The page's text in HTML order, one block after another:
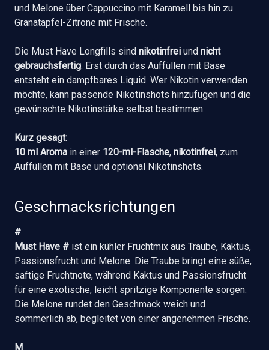
und Melone über Cappuccino mit Karamell bis hin zu
Granatapfel-Zitrone mit Frische.
Die Must Have Longfills sind nikotinfrei und nicht
gebrauchsfertig. Erst durch das Auffüllen mit Base
entsteht ein dampfbares Liquid. Wer Nikotin verwenden
möchte, kann passende Nikotinshots hinzufügen und die
gewünschte Nikotinstärke selbst bestimmen.
Kurz gesagt:
10 ml Aroma in einer 120-ml-Flasche, nikotinfrei, zum
Auffüllen mit Base und optional Nikotinshots.
Geschmacksrichtungen
#
Must Have # ist ein kühler Fruchtmix aus Traube, Kaktus,
Passionsfrucht und Melone. Die Traube bringt eine süße,
saftige Fruchtnote, während Kaktus und Passionsfrucht
für eine exotische, leicht spritzige Komponente sorgen.
Die Melone rundet den Geschmack weich und
sommerlich ab, begleitet von einer angenehmen Frische.
M